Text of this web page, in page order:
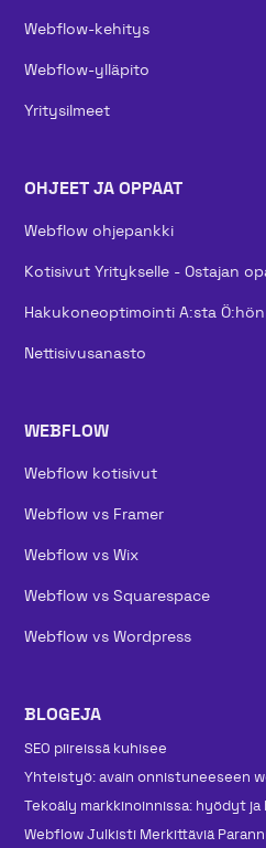
Webflow-kehitys
Webflow-ylläpito
Yritysilmeet
OHJEET JA OPPAAT
Webflow ohjepankki
Kotisivut Yritykselle - Ostajan
Hakukoneoptimointi A:sta Ö:hön
Nettisivusanasto
WEBFLOW
Webflow kotisivut
Webflow vs Framer
Webflow vs Wix
Webflow vs Squarespace
Webflow vs Wordpress
BLOGEJA
SEO piireissä kuhisee
Yhteistyö: avain onnistuneeseen
Tekoäly markkinoinnissa: hyödyt
Webflow Julkisti Merkittäviä